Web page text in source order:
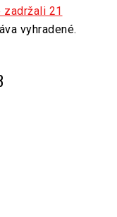
21
vyhradené.